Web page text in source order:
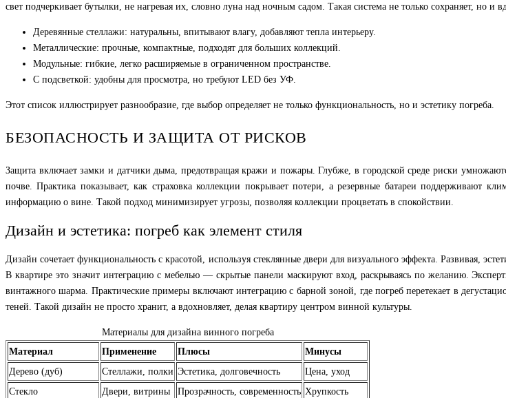
свет подчеркивает бутылки, не нагревая их, словно луна над ночным садом. Такая система не только сохраняет, но и
Деревянные стеллажи: натуральны, впитывают влагу, добавляют тепла интерьеру.
Металлические: прочные, компактные, подходят для больших коллекций.
Модульные: гибкие, легко расширяемые в ограниченном пространстве.
С подсветкой: удобны для просмотра, но требуют LED без УФ.
Этот список иллюстрирует разнообразие, где выбор определяет не только функциональность, но и эстетику погреба.
БЕЗОПАСНОСТЬ И ЗАЩИТА ОТ РИСКОВ
Защита включает замки и датчики дыма, предотвращая кражи и пожары. Глубже, в городской среде риски
почве. Практика показывает, как страховка коллекции покрывает потери, а резервные батареи
информацию о вине. Такой подход минимизирует угрозы, позволяя коллекции процветать в спокойствии.
Дизайн и эстетика: погреб как элемент стиля
Дизайн сочетает функциональность с красотой, используя стеклянные двери для визуального эффекта. Развивая,
В квартире это значит интеграцию с мебелью — скрытые панели маскируют вход, раскрываясь по желанию.
винтажного шарма. Практические примеры включают интеграцию с барной зоной, где погреб перетекает в
теней. Такой дизайн не просто хранит, а вдохновляет, делая квартиру центром винной культуры.
Материалы для дизайна винного погреба
Материал
Применение Плюсы
Минусы
Дерево (дуб)
Стеллажи, полки Эстетика, долговечность
Цена, уход
Стекло
Двери, витрины Прозрачность, современность Хрупкость